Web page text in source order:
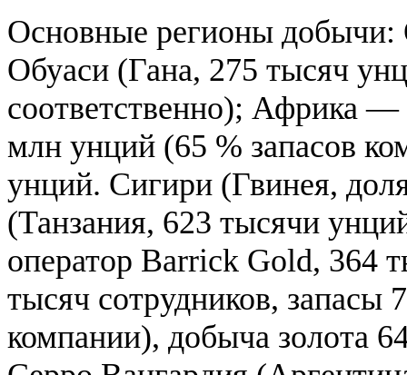
Основные регионы
Обуаси (Гана, 275 тысяч
соответственно); Африка —
млн унций (65 % запасов
унций. Сигири (Гвинея,
(Танзания, 623 тысячи
оператор Barrick Gold, 364
тысяч сотрудников, запасы
компании), добыча золота